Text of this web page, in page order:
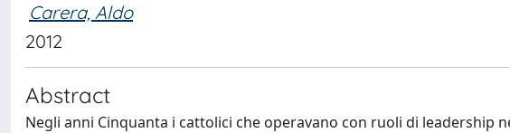
Carera, Aldo
2012
Abstract
Negli anni Cinquanta i cattolici che operavano con ruoli di leadership